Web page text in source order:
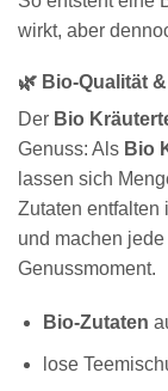
wirkt, aber
🌿 Bio-Qualität
Der Bio
Genuss: Als Bio
lassen sich
Zutaten entfalten
und machen
Genussmoment.
Bio-Zutaten
lose